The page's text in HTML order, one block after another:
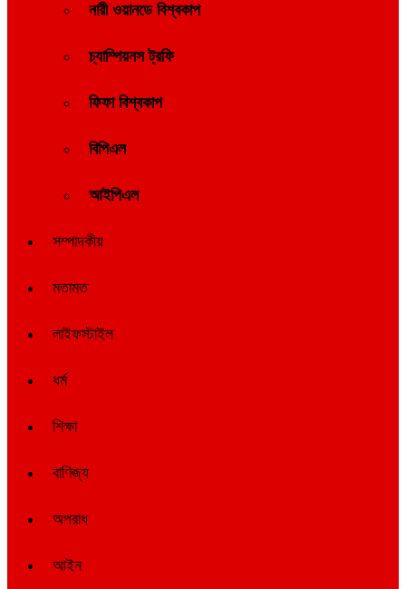
নারী ওয়ানডে বিশ্বকাপ
চ্যাম্পিয়নস ট্রফি
ফিফা বিশ্বকাপ
বিপিএল
আইপিএল
সম্পাদকীয়
মতামত
লাইফস্টাইল
ধর্ম
শিক্ষা
বাণিজ্য
অপরাধ
আইন